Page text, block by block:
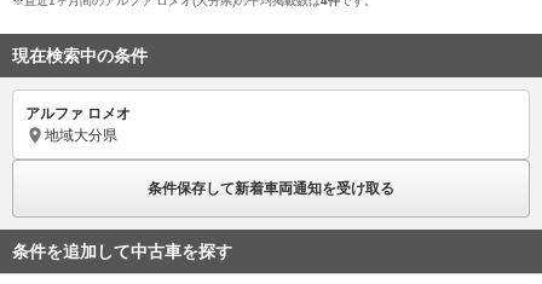
現在検索中の条件
アルファ ロメオ
地域大分県
条件保存して新着車両通知を受け取る
条件を追加して中古車を探す